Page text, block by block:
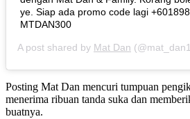
ye. Siap ada promo code lagi
MTDAN300
A post shared by Mat Dan
Posting Mat Dan mencuri tumpuan
menerima ribuan tanda suka dan
buatnya.